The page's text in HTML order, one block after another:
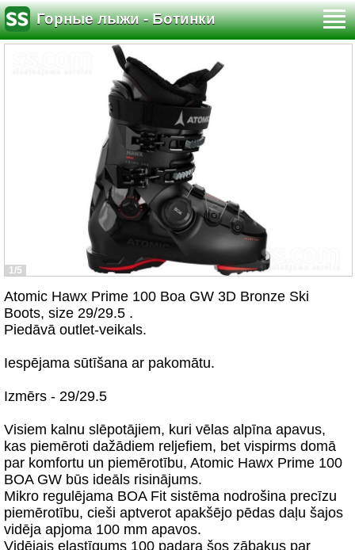
Горные лыжи - Ботинки
1/5
Atomic Hawx Prime 100 Boa GW 3D Bronze Ski
Boots, size 29/29.5 .
Piedāvā outlet-veikals.
Iespējama sūtīšana ar pakomātu.
Izmērs - 29/29.5
Visiem kalnu slēpotājiem, kuri vēlas alpīna apavus,
kas piemēroti dažādiem reljefiem, bet vispirms domā
par komfortu un piemērotību, Atomic Hawx Prime 100
BOA GW būs ideāls risinājums.
Mikro regulējama BOA Fit sistēma nodrošina precīzu
piemērotību, cieši aptverot apakšējo pēdas daļu šajos
vidēja apjoma 100 mm apavos.
Vidējais elastīgums 100 padara šos zābakus par